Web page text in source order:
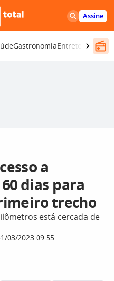
Assine
GastronomiaEntretenimento
a
dias para
trecho
está cercada de
03/2023 09:55